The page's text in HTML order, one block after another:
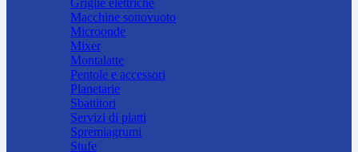
Macchine sottovuoto
Microonde
Mixer
Montalatte
Pentole e accessori
Planetarie
Sbattitori
Servizi di piatti
Spremiagrumi
Stufe